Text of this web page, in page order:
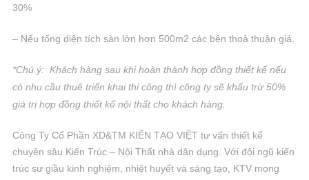
30%
– Nếu tổng diện tích sàn lớn hơn 500m2 các bên thoả thuận giá.
*Chú ý: Khách hàng sau khi hoàn thành hợp đồng thiết kế nếu
có nhu cầu thuê triển khai thi công thì công ty sẽ khấu trừ 50%
giá trị hợp đồng thiết kếnội thất cho khách hàng.
Công Ty Cổ Phần XD&TM KIẾN TẠO VIỆT tư vấn thiết kế
chuyên sâu Kiến Trúc – Nội Thất nhà dân dụng. Với đội ngũ kiến
trúc sư giầu kinh nghiệm, nhiệt huyết và sáng tạo, KTV mong